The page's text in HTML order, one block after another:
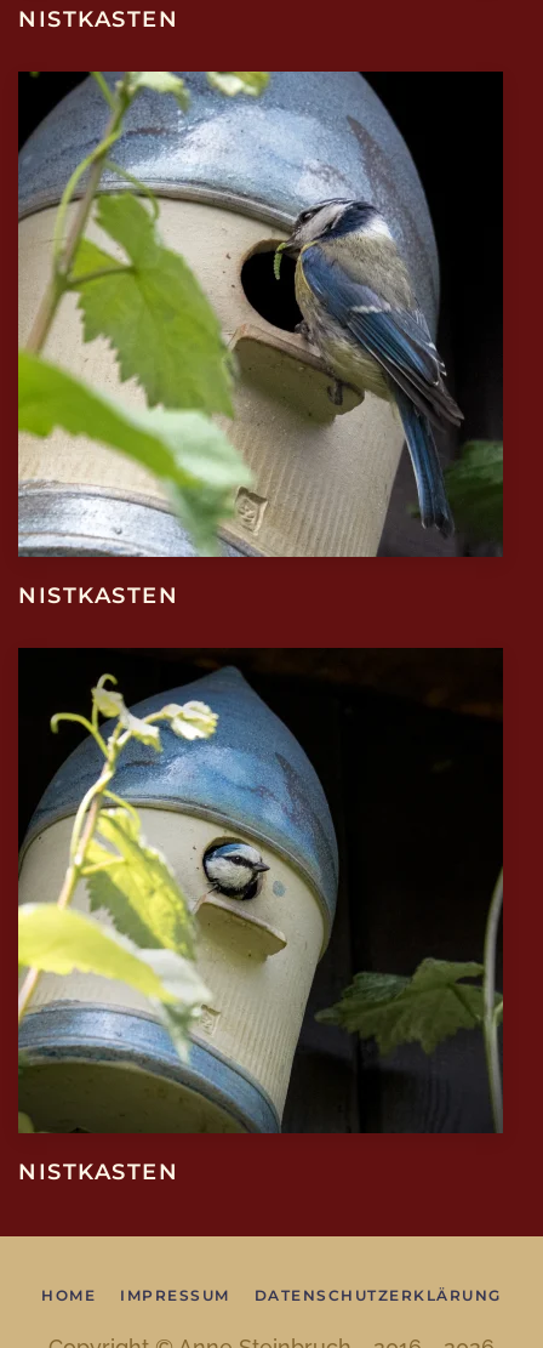
NISTKASTEN
NISTKASTEN
NISTKASTEN
HOME IMPRESSUM DATENSCHUTZERKLÄRUNG